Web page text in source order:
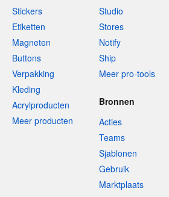
Stickers
Etiketten
Magneten
Buttons
Verpakking
Kleding
Acrylproducten
Meer producten
Studio
Stores
Notify
Ship
Meer pro-tools
Bronnen
Acties
Teams
Sjablonen
Gebruik
Marktplaats